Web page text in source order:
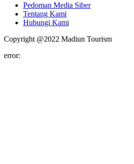
Pedoman Media Siber
Tentang Kami
Hubungi Kami
Copyright @2022 Madiun Tourism
error: